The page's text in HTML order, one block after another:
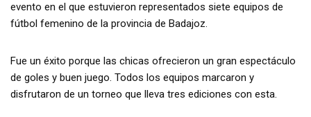
evento en el que estuvieron representados siete equipos de
fútbol femenino de la provincia de Badajoz.
Fue un éxito porque las chicas ofrecieron un gran espectáculo
de goles y buen juego. Todos los equipos marcaron y
disfrutaron de un torneo que lleva tres ediciones con esta.